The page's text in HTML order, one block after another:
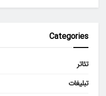
Categories
تئاتر
تبلیغات